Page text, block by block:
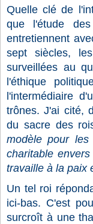
Quelle clé de
que l'étude des
entretiennent
sept siècles,
surveillées au
l'éthique
l'intermédiaire
trônes. J'ai cité,
du sacre des
modèle pour
charitable
travaille à la paix
Un tel roi
ici-bas. C'est
surcroît à une